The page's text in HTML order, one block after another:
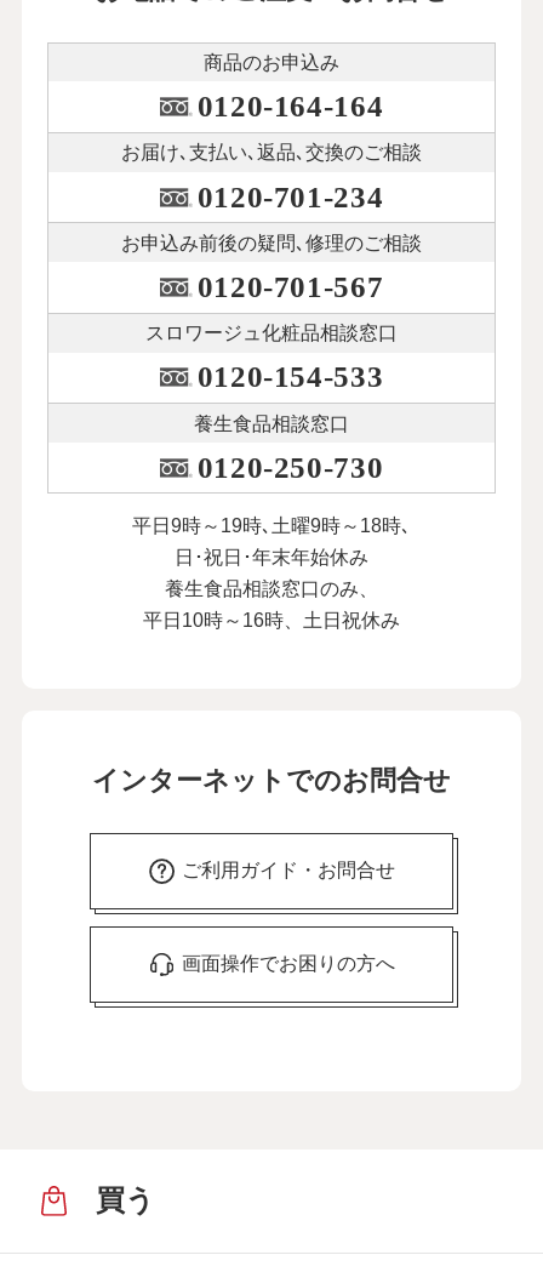
商品のお申込み
0120-164-164
お届け､支払い､ 返品､交換のご相談
0120-701-234
お申込み前後の疑問､修理のご相談
0120-701-567
スロワージュ化粧品相談窓口
0120-154-533
養生食品相談窓口
0120-250-730
平日9時～19時､土曜9時～18時､
日･祝日･年末年始休み
養生食品相談窓口のみ、
平日10時～16時、土日祝休み
インターネットでのお問合せ
ご利用ガイド・お問合せ
画面操作でお困りの方へ
買う